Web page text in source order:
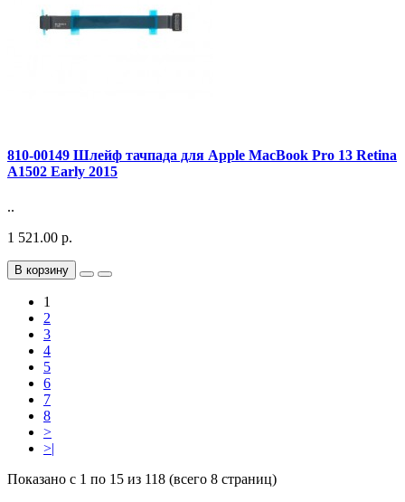
810-00149 Шлейф тачпада для Apple MacBook Pro 13 Retina
A1502 Early 2015
..
1 521.00 р.
В корзину
1
2
3
4
5
6
7
8
>
>|
Показано с 1 по 15 из 118 (всего 8 страниц)